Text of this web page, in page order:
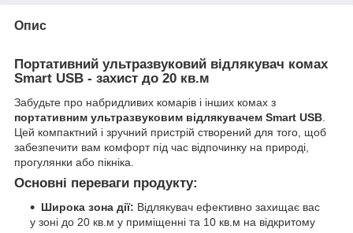
Опис
Портативний ультразвуковий відлякувач комах
Smart USB - захист до 20 кв.м
Забудьте про набридливих комарів і інших комах з
портативним ультразвуковим відлякувачем Smart USB.
Цей компактний і зручний пристрій створений для того, щоб
забезпечити вам комфорт під час відпочинку на природі,
прогулянки або пікніка.
Основні переваги продукту:
Широка зона дії: Відлякувач ефективно захищає вас
у зоні до 20 кв.м у приміщенні та 10 кв.м на відкритому